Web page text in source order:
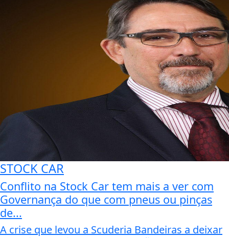
STOCK CAR
Conflito na Stock Car tem mais a ver com
Governança do que com pneus ou pinças
de...
A crise que levou a Scuderia Bandeiras a deixar